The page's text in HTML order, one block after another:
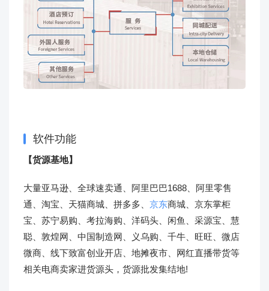
软件功能
【货源基地】
大量亚马逊、全球速卖通、阿里巴巴1688、阿里零售
通、淘宝、天猫商城、拼多多、 京东商城、京东掌柜
宝、苏宁易购、考拉海购、洋码头、闲鱼、采源宝、慧
聪、敦煌网、中国制造网、义乌购、千牛、旺旺、微店
微商、线下致富创业开店、地摊夜市、网红直播带货等
相关电商卖家进货源头，货源批发集结地!